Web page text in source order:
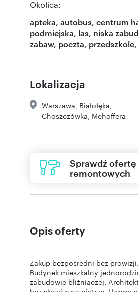
Okolica:
apteka, autobus, centrum
podmiejska, las, niska
zabaw, poczta, przedszkole,
Lokalizacja
Warszawa Białołęka
Choszczówka Mehoffera
Sprawdź ofertę
remontowych
Opis oferty
Zakup bezpośredni bez prowizji.
Budynek mieszkalny
zabudowie bliźniaczej.